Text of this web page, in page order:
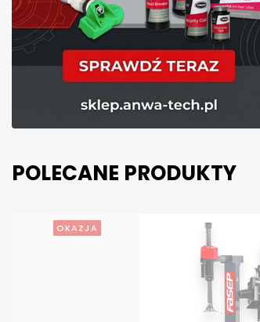
POLECANE PRODUKTY
OKAZJA